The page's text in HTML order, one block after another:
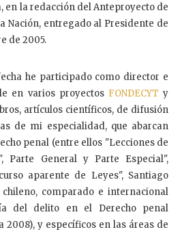
en la redacción del Anteproyecto de
Nación, entregado al Presidente de
de 2005.
he participado como director e
en varios proyectos FONDECYT y
artículos científicos, de difusión
de mi especialidad, que abarcan
penal (entre ellos "Lecciones de
Parte General y Parte Especial",
aparente de Leyes", Santiago
comparado e internacional
del delito en el Derecho penal
2008), y específicos en las áreas de